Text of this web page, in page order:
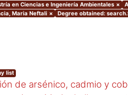
en Ciencias e Ingeniería Ambientales ×
Maria Neftali × Degree obtained:
list
de arsénico, cadmio y